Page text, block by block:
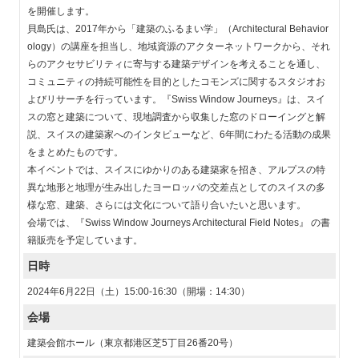
を開催します。
貝島氏は、2017年から「建築のふるまい学」（Architectural Behavior
ology）の講座を担当し、地域資源のアクターネットワークから、それ
らのアクセサビリティに寄与する建築デザインを考えることを通し、
コミュニティの持続可能性を目的としたコモンズに関するスタジオお
よびリサーチを行っています。『Swiss Window Journeys』は、スイ
スの窓と建築について、現地調査から収集した窓のドローイングと解
説、スイスの建築家へのインタビューなど、6年間にわたる活動の成果
をまとめたものです。
本イベントでは、スイスにゆかりのある建築家を招き、アルプスの特
異な地形と地理が生み出したヨーロッパの交差点としてのスイスの多
様な窓、建築、さらには文化について語り合いたいと思います。
会場では、『Swiss Window Journeys Architectural Field Notes』 の書
籍販売を予定しています。
日時
2024年6月22日（土）15:00-16:30（開場：14:30）
会場
建築会館ホール（東京都港区芝5丁目26番20号）